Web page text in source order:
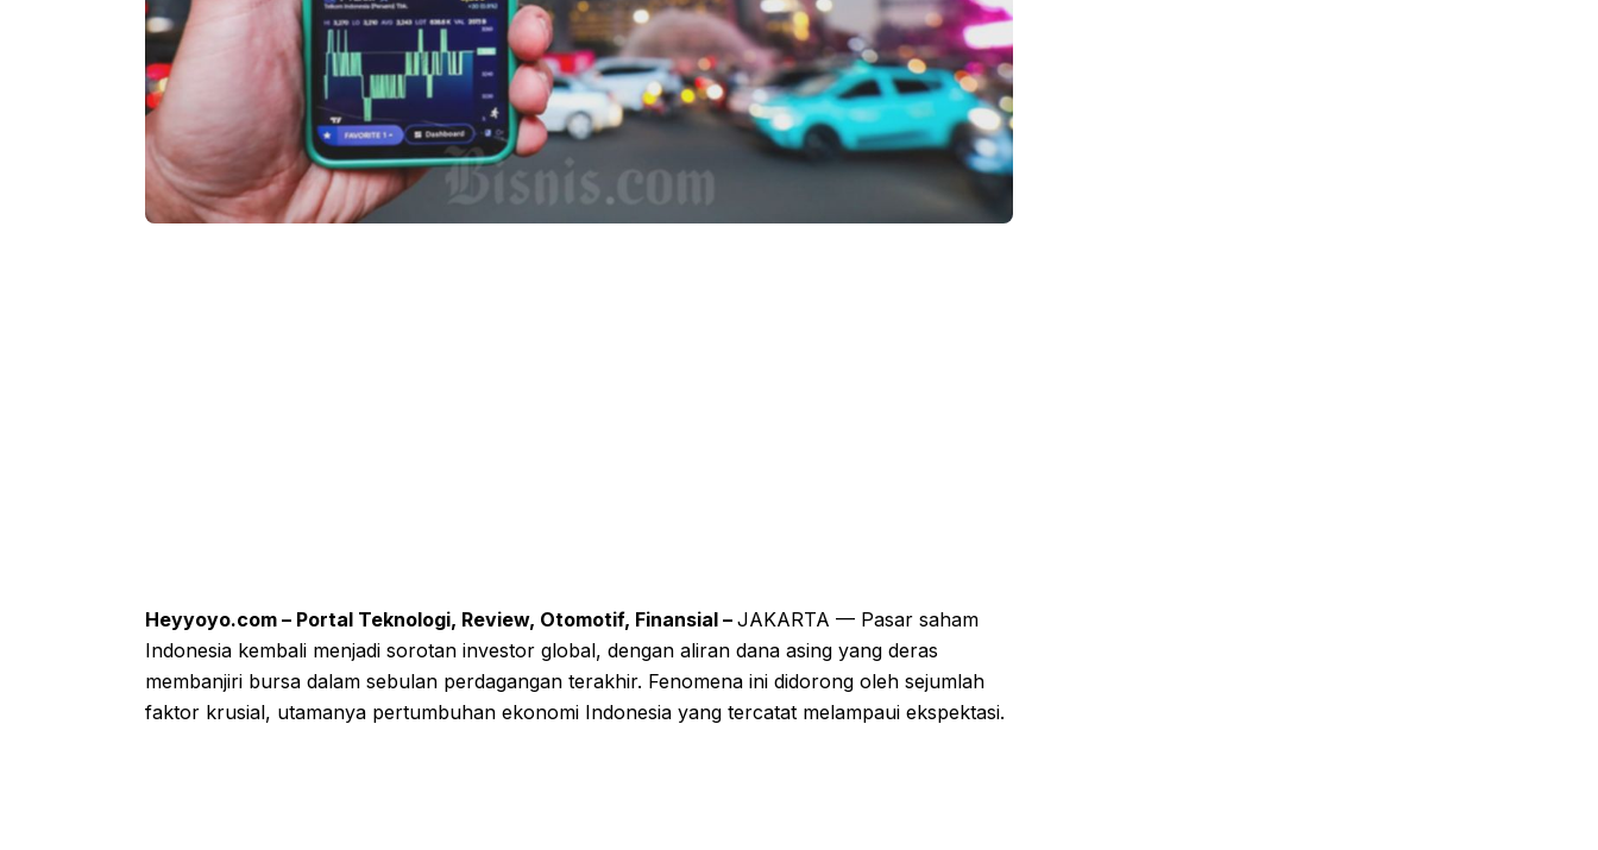
Heyyoyo.com – Portal Teknologi, Review, Otomotif, Finansial – JAKARTA — Pasar saham
Indonesia kembali menjadi sorotan investor global, dengan aliran dana asing yang deras
membanjiri bursa dalam sebulan perdagangan terakhir. Fenomena ini didorong oleh sejumlah
faktor krusial, utamanya pertumbuhan ekonomi Indonesia yang tercatat melampaui ekspektasi.